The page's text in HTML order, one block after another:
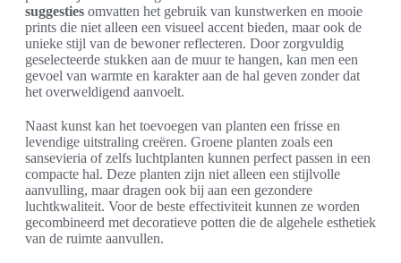
suggesties omvatten het gebruik van kunstwerken en mooie
prints die niet alleen een visueel accent bieden, maar ook de
unieke stijl van de bewoner reflecteren. Door zorgvuldig
geselecteerde stukken aan de muur te hangen, kan men een
gevoel van warmte en karakter aan de hal geven zonder dat
het overweldigend aanvoelt.
Naast kunst kan het toevoegen van planten een frisse en
levendige uitstraling creëren. Groene planten zoals een
sansevieria of zelfs luchtplanten kunnen perfect passen in een
compacte hal. Deze planten zijn niet alleen een stijlvolle
aanvulling, maar dragen ook bij aan een gezondere
luchtkwaliteit. Voor de beste effectiviteit kunnen ze worden
gecombineerd met decoratieve potten die de algehele esthetiek
van de ruimte aanvullen.